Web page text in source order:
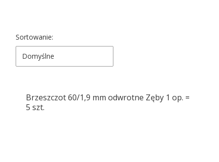
Lista produktów
Sortowanie:
Domyślne
Brzeszczot 60/1,9 mm odwrotne Zęby 1 op. =
5 szt.